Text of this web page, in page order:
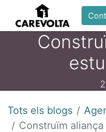
Tots els blogs
Construïm